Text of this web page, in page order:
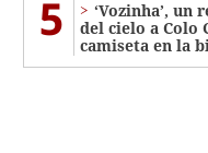
5
‘Vozinha’, un
del cielo a Colo
camiseta en la